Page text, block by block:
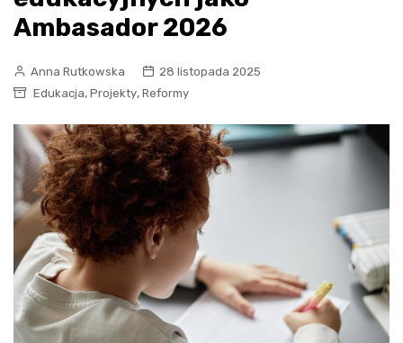
Ambasador 2026
Anna Rutkowska
28 listopada 2025
Edukacja, Projekty, Reformy